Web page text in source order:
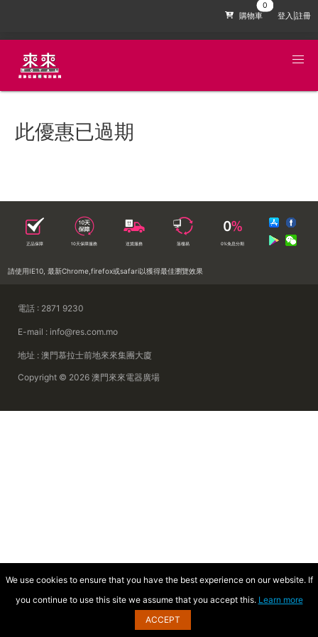
購物車 登入|註冊
此優惠已過期
正品保障 10天保障服務 送貨服務 落樓易 0%免息分期
請使用IE10, 最新Chrome,firefox或safari以獲得最佳瀏覽效果
電話 : 2871 9230
E-mail : info@res.com.mo
地址 : 澳門慕拉士前地來來集團大廈
Copyright © 2026 澳門來來電器廣場
We use cookies to ensure that you have the best experience on our website. If
you continue to use this site we assume that you accept this. Learn more
ACCEPT